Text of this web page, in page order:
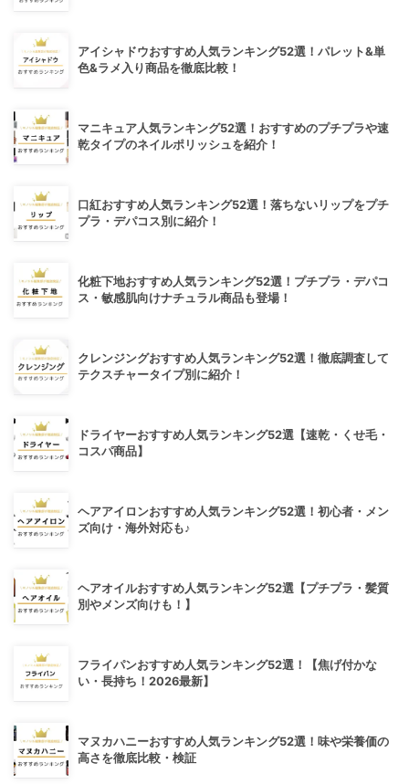
アイシャドウおすすめ人気ランキング52選！パレット&単
色&ラメ入り商品を徹底比較！
マニキュア人気ランキング52選！おすすめのプチプラや速
乾タイプのネイルポリッシュを紹介！
口紅おすすめ人気ランキング52選！落ちないリップをプチ
プラ・デパコス別に紹介！
化粧下地おすすめ人気ランキング52選！プチプラ・デパコ
ス・敏感肌向けナチュラル商品も登場！
クレンジングおすすめ人気ランキング52選！徹底調査して
テクスチャータイプ別に紹介！
ドライヤーおすすめ人気ランキング52選【速乾・くせ毛・
コスパ商品】
ヘアアイロンおすすめ人気ランキング52選！初心者・メン
ズ向け・海外対応も♪
ヘアオイルおすすめ人気ランキング52選【プチプラ・髪質
別やメンズ向けも！】
フライパンおすすめ人気ランキング52選！【焦げ付かな
い・長持ち！2026最新】
マヌカハニーおすすめ人気ランキング52選！味や栄養価の
高さを徹底比較・検証